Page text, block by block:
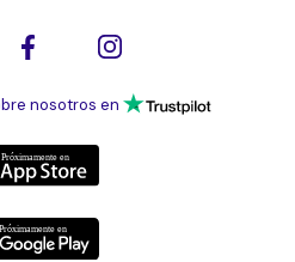
nosotros en